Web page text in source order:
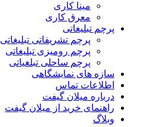
مینا کاری
معرق کاری
پرچم تبلیغاتی
پرچم تشریفاتی تبلیغاتی
پرچم رومیزی تبلیغاتی
پرچم ساحلی تبلغیاتی
سازه های نمایشگاهی
اطلاعات تماس
درباره میلان گیفت
راهنمای خرید از میلان گیفت
وبلاگ